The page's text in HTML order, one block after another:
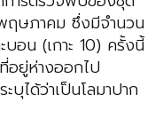
ษภาคม ซึ่งมีจำนวน
อน (เกาะ 10) ครั้งนี้
อยู่ห่างออกไป
ได้ว่าเป็นโลมาปาก